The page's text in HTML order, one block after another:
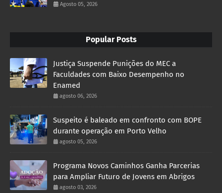
Agosto 05, 2026
Popular Posts
Justiça Suspende Punições do MEC a
Faculdades com Baixo Desempenho no
Enamed
agosto 06, 2026
Suspeito é baleado em confronto com BOPE
durante operação em Porto Velho
agosto 05, 2026
Programa Novos Caminhos Ganha Parcerias
para Ampliar Futuro de Jovens em Abrigos
agosto 03, 2026